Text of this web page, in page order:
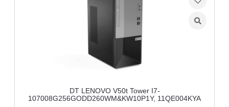
DT LENOVO V50t Tower I7-
107008G256GODD260WM&KW10P1Y, 11QE004KYA